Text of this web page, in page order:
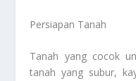
Persiapan Tanah
Tanah yang cocok
tanah yang subur,